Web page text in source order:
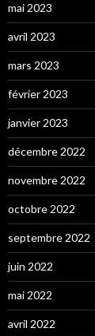
mai 2023
avril 2023
mars 2023
février 2023
janvier 2023
décembre 2022
novembre 2022
octobre 2022
septembre 2022
juin 2022
mai 2022
avril 2022